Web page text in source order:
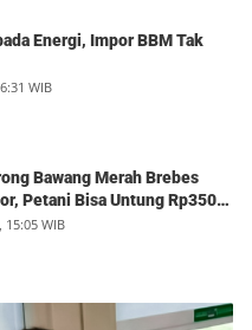
Energi, Impor BBM Tak
WIB
Bawang Merah Brebes
Petani Bisa Untung Rp350
WIB